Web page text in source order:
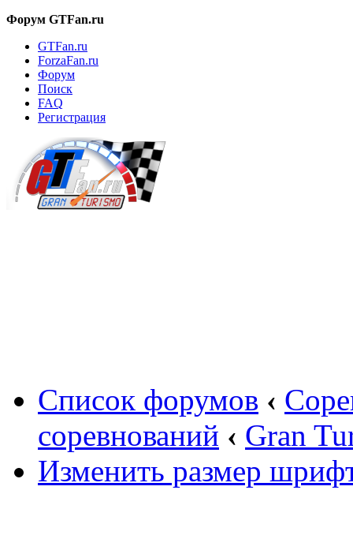
Форум GTFan.ru
GTFan.ru
ForzaFan.ru
Форум
Поиск
FAQ
Регистрация
Список форумов ‹
соревнований ‹ Gran
Изменить размер